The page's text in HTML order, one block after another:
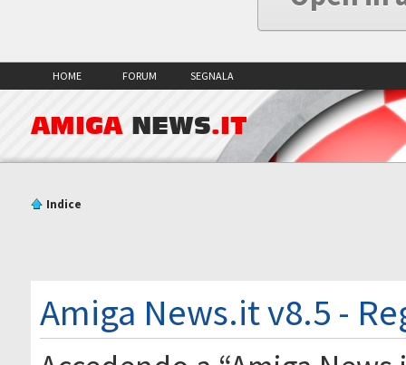
HOME FORUM SEGNALA
AMIGA NEWS.IT
Indice
Amiga News.it v8.5 -